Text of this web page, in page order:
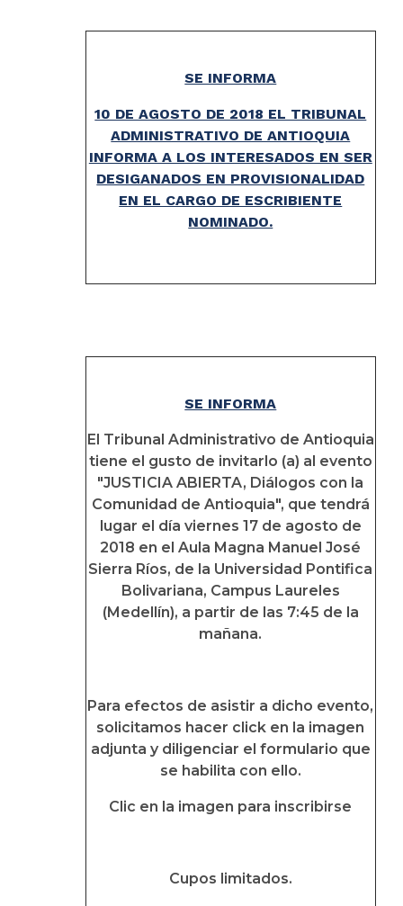
SE INFORMA
10 DE AGOSTO DE 2018 EL TRIBUNAL
ADMINISTRATIVO DE ANTIOQUIA
INFORMA A LOS INTERESADOS EN SER
DESIGANADOS EN PROVISIONALIDAD
EN EL CARGO DE ESCRIBIENTE
NOMINADO.
SE INFORMA
El Tribunal Administrativo de Antioquia
tiene el gusto de invitarlo (a) al evento
"JUSTICIA ABIERTA, Diálogos con la
Comunidad de Antioquia", que tendrá
lugar el día viernes 17 de agosto de
2018 en el Aula Magna Manuel José
Sierra Ríos, de la Universidad Pontifica
Bolivariana, Campus Laureles
(Medellín), a partir de las 7:45 de la
mañana.
Para efectos de asistir a dicho evento,
solicitamos hacer click en la imagen
adjunta y diligenciar el formulario que
se habilita con ello.
Clic en la imagen para inscribirse
Cupos limitados.